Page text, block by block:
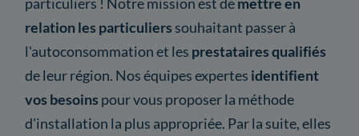
relation les particuliers souhaitant passer à
l'autoconsommation et les prestataires qualifiés
de leur région. Nos équipes expertes identifient
vos besoins pour vous proposer la méthode
d'installation la plus appropriée. Par la suite, elles